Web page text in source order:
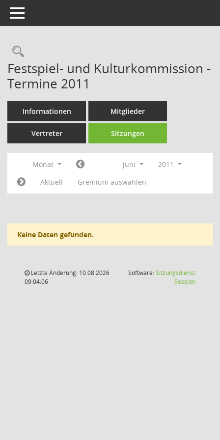
Toggle navigation
Rechercheauswahl
Festspiel- und Kulturkommission -
Termine 2011
Informationen Mitglieder
Vertreter Sitzungen
Monat Juni
2011
Aktuell
Gremium auswählen
Keine Daten gefunden.
Letzte Änderung: 10.08.2026
09:04:06
Software:Sitzungsdienst
Session(Wird in